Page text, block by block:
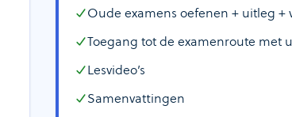
Oude examens oefenen + uitleg +
Toegang tot de examenroute met
Lesvideo’s
Samenvattingen